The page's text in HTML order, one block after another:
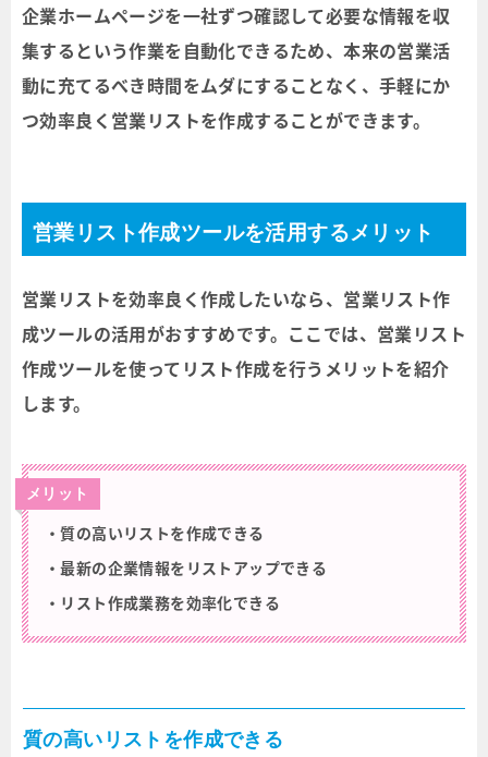
企業ホームページを一社ずつ確認して必要な情報を収
集するという作業を自動化できるため、本来の営業活
動に充てるべき時間をムダにすることなく、手軽にか
つ効率良く営業リストを作成することができます。
営業リスト作成ツールを活用するメリット
営業リストを効率良く作成したいなら、営業リスト作
成ツールの活用がおすすめです。ここでは、営業リスト
作成ツールを使ってリスト作成を行うメリットを紹介
します。
メリット
・質の高いリストを作成できる
・最新の企業情報をリストアップできる
・リスト作成業務を効率化できる
質の高いリストを作成できる